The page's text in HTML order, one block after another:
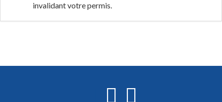
invalidant votre permis.